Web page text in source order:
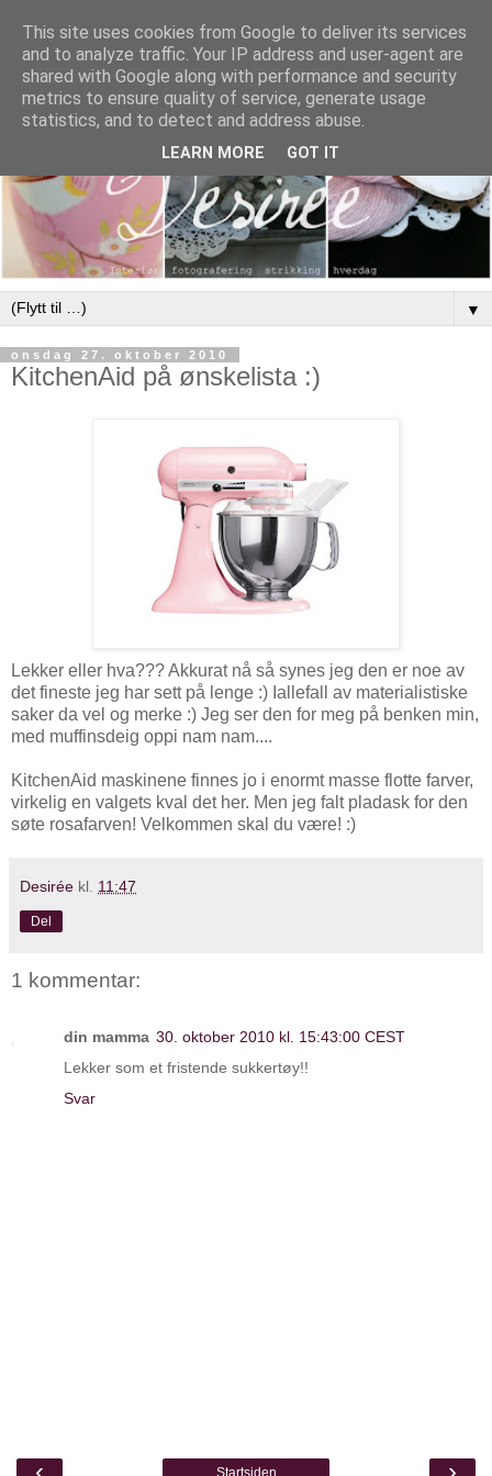
▼
onsdag 27. oktober 2010
KitchenAid på ønskelista :)
Lekker eller hva??? Akkurat nå så synes jeg den er noe av
det fineste jeg har sett på lenge :) Iallefall av materialistiske
saker da vel og merke :) Jeg ser den for meg på benken min,
med muffinsdeig oppi nam nam....
KitchenAid maskinene finnes jo i enormt masse flotte farver,
virkelig en valgets kval det her. Men jeg falt pladask for den
søte rosafarven! Velkommen skal du være! :)
Desirée kl. 11:47
Del
1 kommentar:
din mamma 30. oktober 2010 kl. 15:43:00 CEST
Lekker som et fristende sukkertøy!!
Svar
Startsiden
This site uses cookies from Google to deliver its services
and to analyze traffic. Your IP address and user-agent are
shared with Google along with performance and security
metrics to ensure quality of service, generate usage
statistics, and to detect and address abuse.
LEARN MORE GOT IT